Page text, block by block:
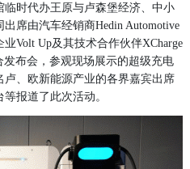
临时代办王原与卢森堡经济、中小
席由汽车经销商Hedin Automotive
Volt Up及其技术合作伙伴XCharge
布会，参观现场展示的超级充电
、欧新能源产业的各界嘉宾出席
报道了此次活动。